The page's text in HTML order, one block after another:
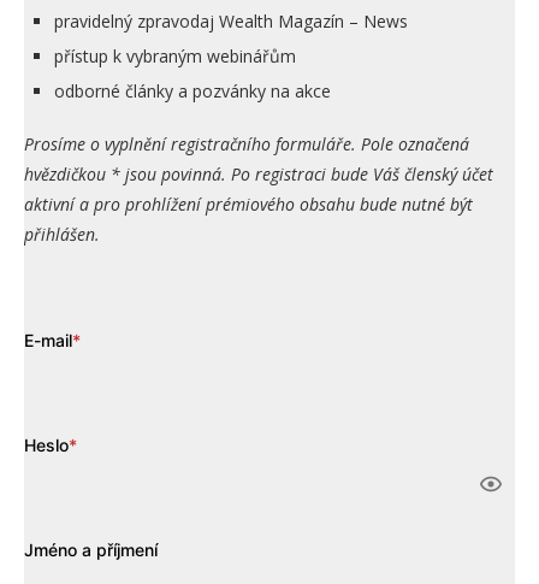
pravidelný zpravodaj Wealth Magazín – News
přístup k vybraným webinářům
odborné články a pozvánky na akce
Prosíme o vyplnění registračního formuláře. Pole označená
hvězdičkou * jsou povinná. Po registraci bude Váš členský účet
aktivní a pro prohlížení prémiového obsahu bude nutné být
přihlášen.
E-mail*
Heslo*
Jméno a příjmení